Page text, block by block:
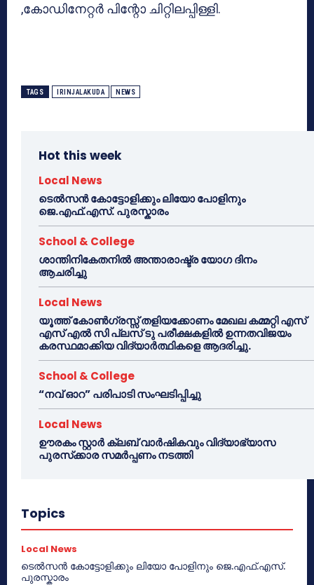
,കോഡിനേറ്റര്‍ പിന്റോ ചിറ്റിലപ്പിള്ളി.
TAGS IRINJALAKUDA NEWS
Hot this week
Local News
ടെൽസൻ കോട്ടോളിക്കും ലിയോ പോളിനും
ജെ.എഫ്.എസ്. പുരസ്കാരം
School & College
ശാന്തിനികേതനിൽ അന്താരാഷ്ട്ര യോഗ ദിനം
ആചരിച്ചു
Local News
യൂത്ത് കോൺഗ്രസ്സ് തളിയക്കോണം മേഖല കമ്മറ്റി എസ്
എസ് എൽ സി പ്ലസ് ടു പരീക്ഷകളിൽ ഉന്നതവിജയം
കരസ്ഥമാക്കിയ വിദ്യാർത്ഥികളെ ആദരിച്ചു.
School & College
“നവ് ഓറ” പരിപാടി സംഘടിപ്പിച്ചു
Local News
ഊരകം സ്റ്റാർ ക്ലബ് വാർഷികവും വിദ്യാഭ്യാസ
പുരസ്‌ക്കാര സമർപ്പണം നടത്തി
Topics
Local News
ടെൽസൻ കോട്ടോളിക്കും ലിയോ പോളിനും ജെ.എഫ്.എസ്.
പുരസ്കാരം